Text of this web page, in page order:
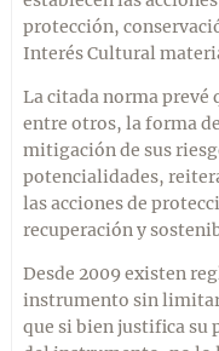
protección,
Interés Cultural
La citada norma
entre otros, la forma
mitigación de sus
potencialidades,
las acciones de
recuperación y
Desde 2009 existen
instrumento sin
que si bien justifica su